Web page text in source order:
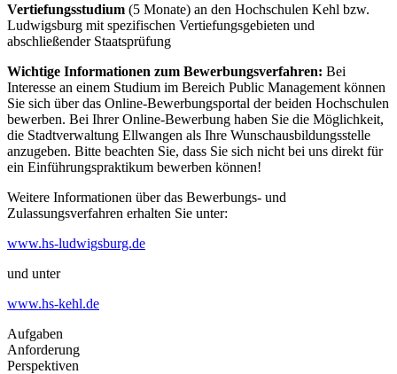
Vertiefungsstudium (5 Monate) an den Hochschulen Kehl bzw.
Ludwigsburg mit spezifischen Vertiefungsgebieten und
abschließender Staatsprüfung
Wichtige Informationen zum Bewerbungsverfahren: Bei
Interesse an einem Studium im Bereich Public Management können
Sie sich über das Online-Bewerbungsportal der beiden Hochschulen
bewerben. Bei Ihrer Online-Bewerbung haben Sie die Möglichkeit,
die Stadtverwaltung Ellwangen als Ihre Wunschausbildungsstelle
anzugeben. Bitte beachten Sie, dass Sie sich nicht bei uns direkt für
ein Einführungspraktikum bewerben können!
Weitere Informationen über das Bewerbungs- und
Zulassungsverfahren erhalten Sie unter:
www.hs-ludwigsburg.de
und unter
www.hs-kehl.de
Aufgaben
Anforderung
Perspektiven